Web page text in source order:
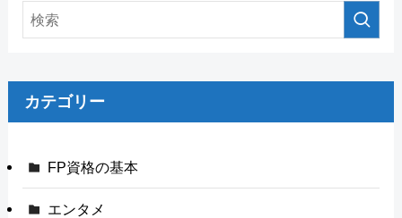
カテゴリー
FP資格の基本
エンタメ